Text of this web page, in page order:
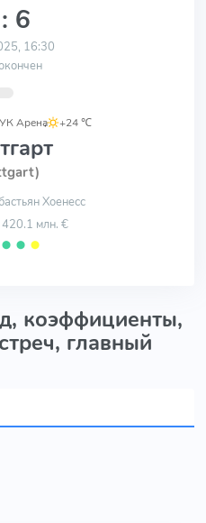
6
16:30
Арена
, +24 ℃
Хоенесс
420.1 млн. €
⬤ ⬤ ⬤
коэффициенты,
главный